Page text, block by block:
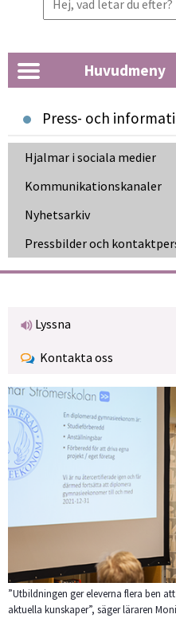
Huvudmeny
Press- och
Hjalmar i sociala medier
Kommunikationskanaler
Nyhetsarkiv
Pressbilder och
Lyssna
Kontakta oss
”Utbildningen ger eleverna flera ben
aktuella kunskaper”, säger läraren